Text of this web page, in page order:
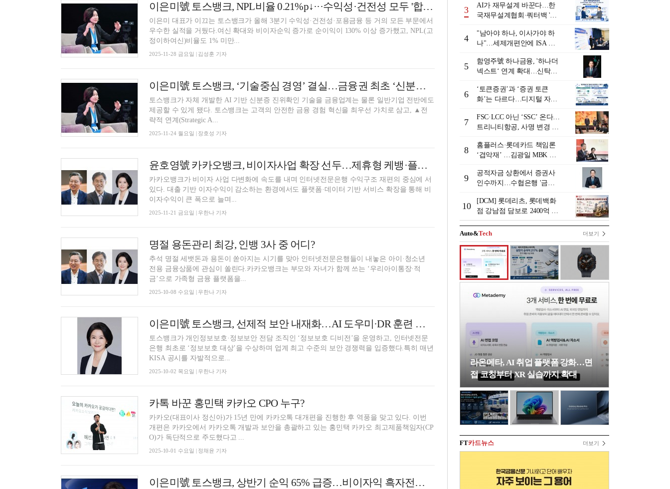
이은미號 토스뱅크, NPL비율 0.21%p↓···수익성·건전성 모두 '합격' [금융사 2025 3분기 실적]
이은미 대표가 이끄는 토스뱅크가 올해 3분기 수익성·건전성·포용금융 등 거의 모든 부문에서
우수한 실적을 거뒀다.여신 확대와 비이자순익 증가로 순이익이 130% 이상 증가했고, NPL(고
정이하여신)비율도 1% 미만...
2025-11-28 금요일 | 김성훈 기자
이은미號 토스뱅크, ‘기술중심 경영’ 결실…금융권 최초 ‘신분증 진위확인 소프트웨어’ 부수업무 승인
토스뱅크가 자체 개발한 AI 기반 신분증 진위확인 기술을 금융업계는 물론 일반기업 전반에도
제공할 수 있게 됐다. 토스뱅크는 고객의 안전한 금융 경험 혁신을 최우선 가치로 삼고, ▲전
략적 연계(Strategic A...
2025-11-24 월요일 | 장호성 기자
윤호영號 카카오뱅크, 비이자사업 확장 선두…제휴형 케뱅·플랫폼 토뱅 추격전 [은행권 비이자이익 해부]
카카오뱅크가 비이자 사업 다변화에 속도를 내며 인터넷전문은행 수익구조 재편의 중심에 서
있다. 대출 기반 이자수익이 감소하는 환경에서도 플랫폼·데이터 기반 서비스 확장을 통해 비
이자수익이 큰 폭으로 늘며...
2025-11-21 금요일 | 우한나 기자
명절 용돈관리 최강, 인뱅 3사 중 어디?
추석 명절 세뱃돈과 용돈이 쏟아지는 시기를 맞아 인터넷전문은행들이 내놓은 아이·청소년
전용 금융상품에 관심이 쏠린다.카카오뱅크는 부모와 자녀가 함께 쓰는 ‘우리아이통장·적
금’으로 가족형 금융 플랫폼을...
2025-10-08 수요일 | 우한나 기자
이은미號 토스뱅크, 선제적 보안 내재화…AI 도우미·DR 훈련 등 차세대 전략 강화 [은행권 IT·보안 전략]
토스뱅크가 개인정보보호·정보보안 전담 조직인 ‘정보보호 디비전’을 운영하고, 인터넷전문
은행 최초로 ‘정보보호 대상’을 수상하며 업계 최고 수준의 보안 경쟁력을 입증했다.특히 매년
KISA 공시를 자발적으로...
2025-10-02 목요일 | 우한나 기자
카톡 바꾼 홍민택 카카오 CPO 누구?
카카오(대표이사 정신아)가 15년 만에 카카오톡 대개편을 진행한 후 역풍을 맞고 있다. 이번
개편은 카카오에서 카카오톡 개발과 보안을 총괄하고 있는 홍민택 카카오 최고제품책임자(CP
O)가 독단적으로 주도했다고 ...
2025-10-01 수요일 | 정채윤 기자
이은미號 토스뱅크, 상반기 순익 65% 급증…비이자익 흑자전환 '과제' [금융사 2025 상반기 실적]
3
AI가 재무설계 바꾼다…한
국재무설계협회·쿼터백 '베
4
"남아야 하나, 이사가야 하
나"…세제개편안에 ISA 투
5
함영주號 하나금융, '하나더
넥스트‘ 연계 확대…신탁수
니어 비즈니스 돋보기]
6
‘토큰증권’과 ‘증권 토큰
화’는 다르다…디지털 자본
7
FSC·LCC 아닌 ‘SSC’ 온다…
트리니티항공, 사명 변경 넘
8
홈플러스·롯데카드 책임론
‘겹악재’ …김광일 MBK 부
9
공적자금 상환에서 증권사
인수까지…수협은행 '금융
행 금융그룹의 꿈①]
10
[DCM] 롯데리츠, 롯데백화
점 강남점 담보로 2400억 조
달…단기채 차환
Auto&Tech 더보기
라온메타, AI 취업 플랫폼 강화…면
접 코칭부터 XR 실습까지 확대
FT카드뉴스 더보기